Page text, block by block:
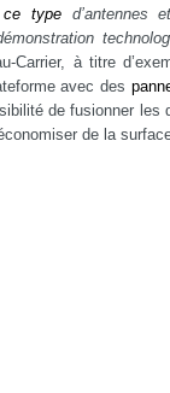
ce type d’antennes
Carrier, à titre
avec des
de fusionner les
de la